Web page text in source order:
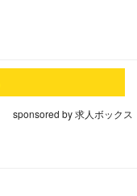
sponsored by 求人ボックス